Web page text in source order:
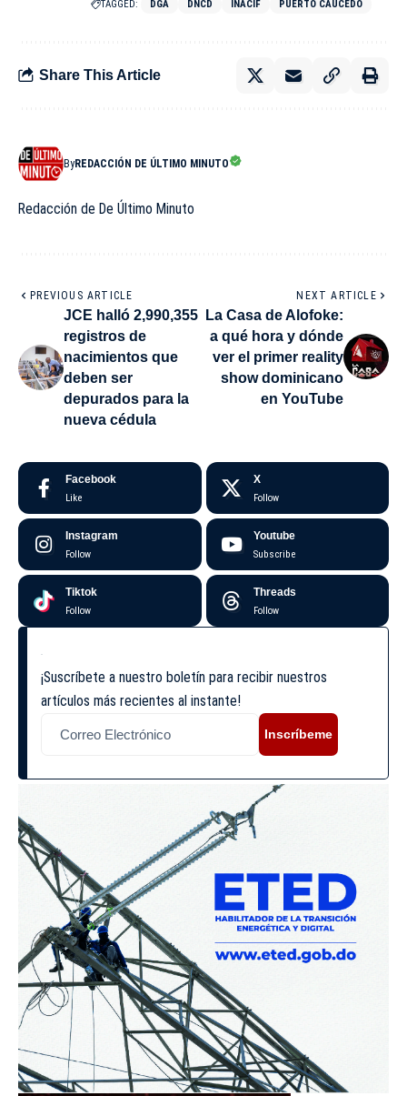
TAGGED: DGA DNCD INACIF PUERTO CAUCEDO
Share This Article
ByREDACCIÓN DE ÚLTIMO MINUTO
Redacción de De Último Minuto
PREVIOUS ARTICLE
JCE halló 2,990,355
registros de
nacimientos que
deben ser
depurados para la
nueva cédula
NEXT ARTICLE
La Casa de Alofoke:
a qué hora y dónde
ver el primer reality
show dominicano
en YouTube
Facebook
Like
X
Follow
Instagram
Follow
Youtube
Subscribe
Tiktok
Follow
Threads
Follow
¡Suscríbete a nuestro boletín para recibir nuestros
artículos más recientes al instante!
Inscríbeme